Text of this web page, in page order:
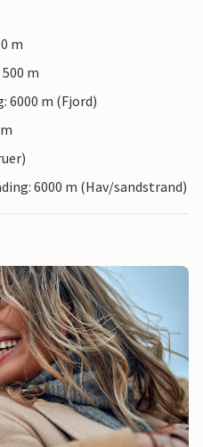
m
m
6000 m (Fjord)
6000 m (Hav/sandstrand)